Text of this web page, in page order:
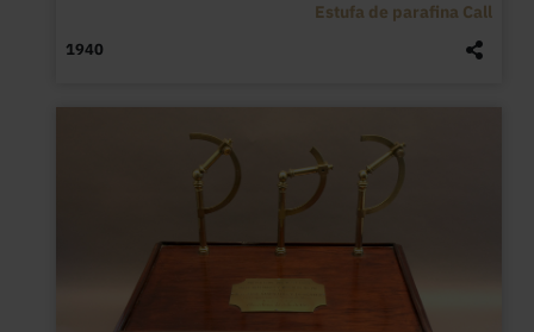
Estufa de parafina Call
1940